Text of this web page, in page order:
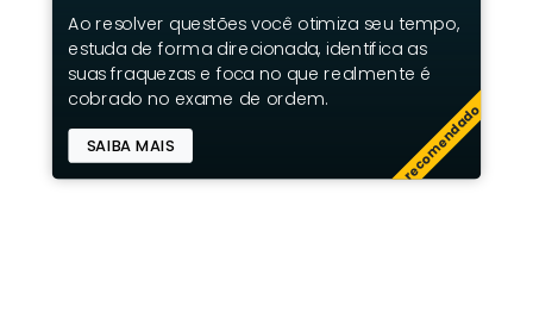
Ao resolver questões você otimiza seu tempo,
estuda de forma direcionada, identifica as
suas fraquezas e foca no que realmente é
cobrado no exame de ordem.
SAIBA MAIS recomendado